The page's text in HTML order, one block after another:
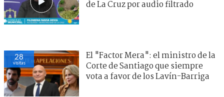
de La Cruz por audio filtrado
28
visitas
El "Factor Mera": el ministro de la
Corte de Santiago que siempre
vota a favor de los Lavín-Barriga